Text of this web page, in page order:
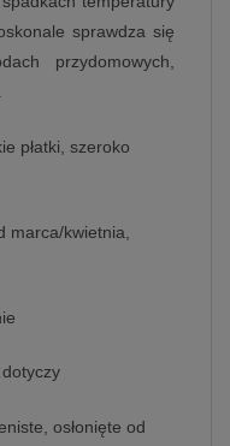
sprawdza się
przydomowych,
płatki, szeroko
marca/kwietnia,
osłonięte od